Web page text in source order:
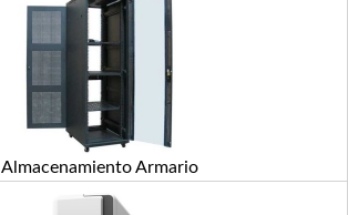
Almacenamiento Armario